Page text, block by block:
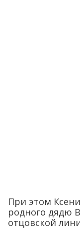
При этом
родного дядю
отцовской